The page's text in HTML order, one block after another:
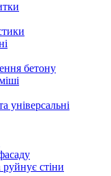
бетону
універсальні
стіни